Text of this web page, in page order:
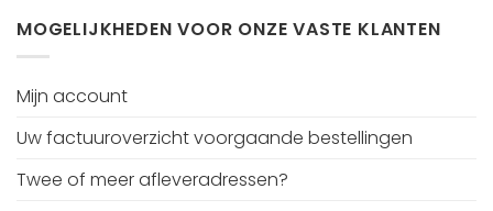
MOGELIJKHEDEN VOOR ONZE VASTE KLANTEN
Mijn account
Uw factuuroverzicht voorgaande bestellingen
Twee of meer afleveradressen?